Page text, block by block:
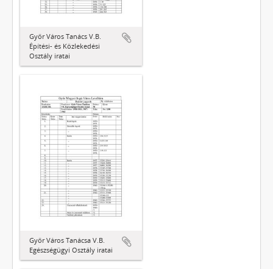
Győr Város Tanács V.B.
Építési- és Közlekedési
Osztály iratai
Győr Város Tanácsa V.B.
Egészségügyi Osztály iratai